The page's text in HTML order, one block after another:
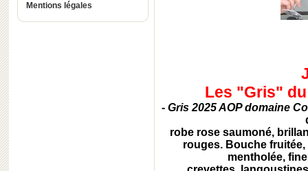
Mentions légales
Les "Gris"
-Gris 2025 AOP domaine
robe rose saumoné,
rouges. Bouche
mentholée,